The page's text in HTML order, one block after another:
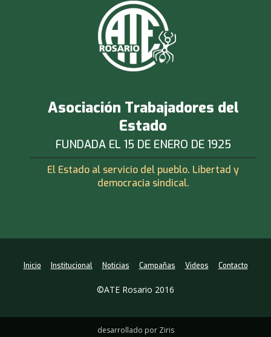
Asociación Trabajadores del
Estado
FUNDADA EL 15 DE ENERO DE 1925
El Estado al servicio del pueblo. Libertad y
democracia sindical.
Inicio Institucional Noticias Campañas Videos Contacto
©ATE Rosario 2016
desarrollado por Ziris